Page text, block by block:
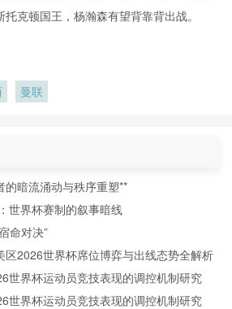
托克顿国王，杨瀚森有望背靠背出战。
曼联
暗流涌动与秩序重塑**
世界杯赛制的叙事暗线
命对决”
区2026世界杯席位博弈与出线态势全解析
世界杯运动员竞技表现的调控机制研究
世界杯运动员竞技表现的调控机制研究